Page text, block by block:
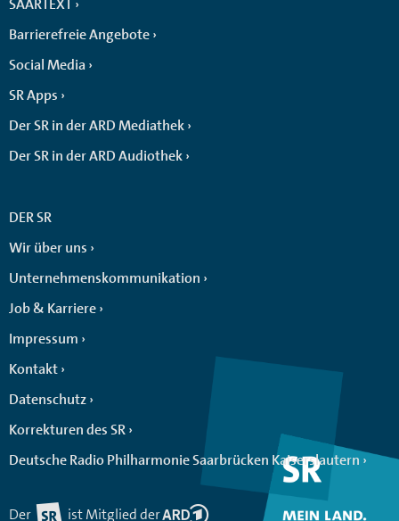
SAARTEXT
Barrierefreie Angebote
Social Media
SR Apps
Der SR in der ARD Mediathek
Der SR in der ARD Audiothek
DER SR
Wir über uns
Unternehmenskommunikation
Job & Karriere
Impressum
Kontakt
Datenschutz
Korrekturen des SR
Deutsche Radio Philharmonie Saarbrücken Kaiserslautern
Der ist Mitglied der